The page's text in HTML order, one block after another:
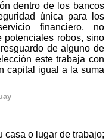
dentro de los bancos
única para los
financiero, no
potenciales robos, sino
de alguno de
este trabaja con
capital igual a la suma
casa o lugar de trabajo;